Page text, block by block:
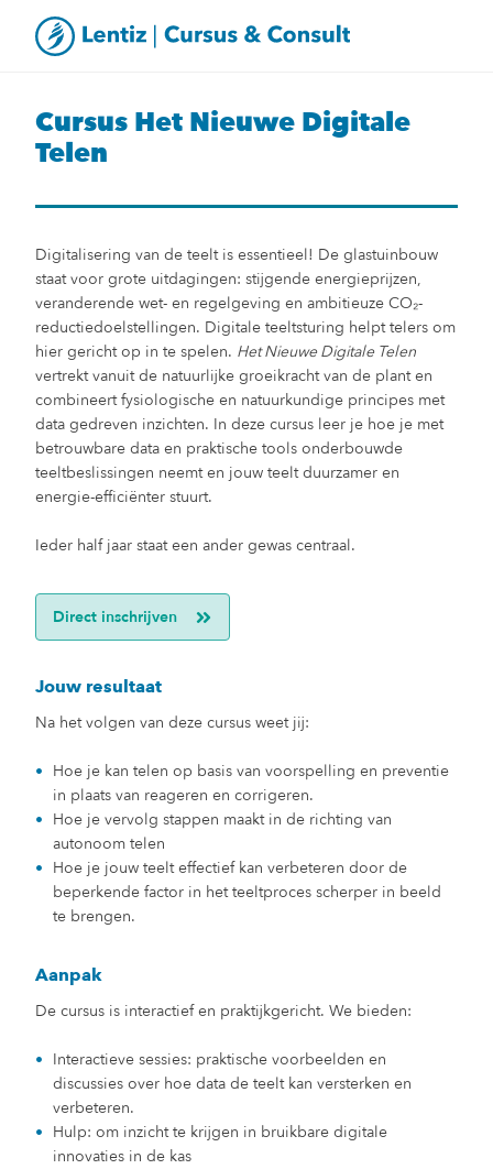
Cursus Het Nieuwe Digitale
Telen
Digitalisering van de teelt is essentieel! De glastuinbouw
staat voor grote uitdagingen: stijgende energieprijzen,
veranderende wet- en regelgeving en ambitieuze CO₂-
reductiedoelstellingen. Digitale teeltsturing helpt telers om
hier gericht op in te spelen. Het Nieuwe Digitale Telen
vertrekt vanuit de natuurlijke groeikracht van de plant en
combineert fysiologische en natuurkundige principes met
data gedreven inzichten. In deze cursus leer je hoe je met
betrouwbare data en praktische tools onderbouwde
teeltbeslissingen neemt en jouw teelt duurzamer en
energie-efficiënter stuurt.
Ieder half jaar staat een ander gewas centraal.
Direct inschrijven
Jouw resultaat
Na het volgen van deze cursus weet jij:
Hoe je kan telen op basis van voorspelling en preventie
in plaats van reageren en corrigeren.
Hoe je vervolg stappen maakt in de richting van
autonoom telen
Hoe je jouw teelt effectief kan verbeteren door de
beperkende factor in het teeltproces scherper in beeld
te brengen.
Aanpak
De cursus is interactief en praktijkgericht. We bieden:
Interactieve sessies: praktische voorbeelden en
discussies over hoe data de teelt kan versterken en
verbeteren.
Hulp: om inzicht te krijgen in bruikbare digitale
innovaties in de kas